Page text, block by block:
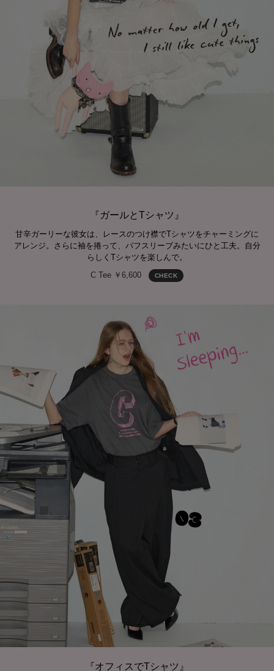
『ガールとTシャツ』
甘辛ガーリーな彼女は、レースのつけ襟でTシャツをチャーミングに
アレンジ。さらに袖を捲って、パフスリーブみたいにひと工夫。自分
らしくTシャツを楽しんで。
C Tee ￥6,600
CHECK
『オフィスでTシャツ』